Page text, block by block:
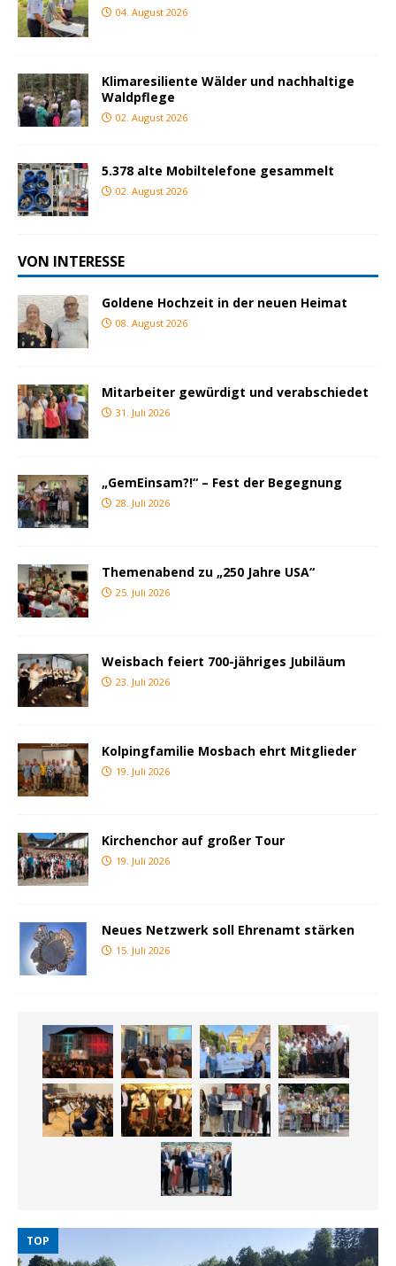
04. August 2026
Klimaresiliente Wälder und nachhaltige
Waldpflege
02. August 2026
5.378 alte Mobiltelefone gesammelt
02. August 2026
VON INTERESSE
Goldene Hochzeit in der neuen Heimat
08. August 2026
Mitarbeiter gewürdigt und verabschiedet
31. Juli 2026
„GemEinsam?!“ – Fest der Begegnung
28. Juli 2026
Themenabend zu „250 Jahre USA“
25. Juli 2026
Weisbach feiert 700-jähriges Jubiläum
23. Juli 2026
Kolpingfamilie Mosbach ehrt Mitglieder
19. Juli 2026
Kirchenchor auf großer Tour
19. Juli 2026
Neues Netzwerk soll Ehrenamt stärken
15. Juli 2026
TOP